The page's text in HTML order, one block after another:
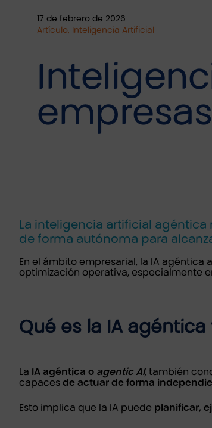
17 de febrero de 2026
Artículo, Inteligencia Artificial
La inteligencia artificial
de forma autónoma para
En el ámbito empresarial, la IA agéntica
optimización operativa, especialmente
Qué es la IA
La IA agéntica o agentic AI, también
capaces de actuar de forma
Esto implica que la IA puede planificar,